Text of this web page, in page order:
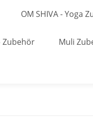
OM SHIVA - Yoga
Zubehör Muli